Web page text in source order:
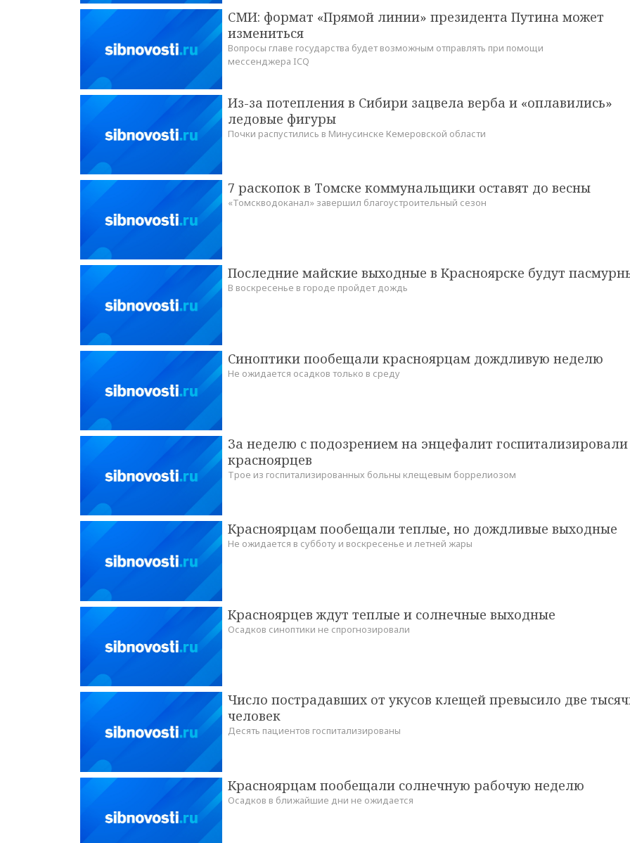
СМИ: формат «Прямой линии» президента Путина может
измениться
Вопросы главе государства будет возможным отправлять при помощи
мессенджера ICQ
Из-за потепления в Сибири зацвела верба и «оплавились»
ледовые фигуры
Почки распустились в Минусинске Кемеровской области
7 раскопок в Томске коммунальщики оставят до весны
«Томскводоканал» завершил благоустроительный сезон
Последние майские выходные в Красноярске будут
В воскресенье в городе пройдет дождь
Синоптики пообещали красноярцам дождливую неделю
Не ожидается осадков только в среду
За неделю с подозрением на энцефалит госпитализировали
красноярцев
Трое из госпитализированных больны клещевым боррелиозом
Красноярцам пообещали теплые, но дождливые выходные
Не ожидается в субботу и воскресенье и летней жары
Красноярцев ждут теплые и солнечные выходные
Осадков синоптики не спрогнозировали
Число пострадавших от укусов клещей превысило две
человек
Десять пациентов госпитализированы
Красноярцам пообещали солнечную рабочую неделю
Осадков в ближайшие дни не ожидается